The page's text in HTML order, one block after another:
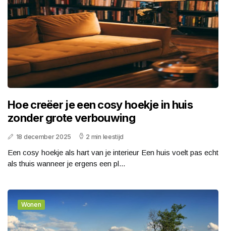
Hoe creëer je een cosy hoekje in huis
zonder grote verbouwing
18 december 2025 2 min leestijd
Een cosy hoekje als hart van je interieur Een huis voelt pas echt
als thuis wanneer je ergens een pl...
Wonen